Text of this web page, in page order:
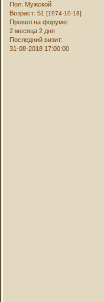
Пол: Мужской
Возраст: 51[1974-10-18]
Провел на форуме:
2 месяца 2 дня
Последний визит:
31-08-2018 17:00:00